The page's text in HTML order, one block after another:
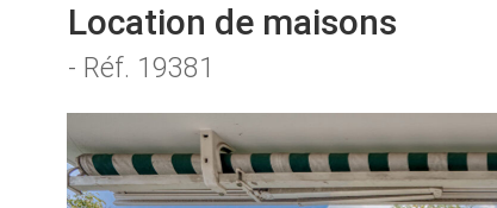
Location de maisons
- Réf. 19381